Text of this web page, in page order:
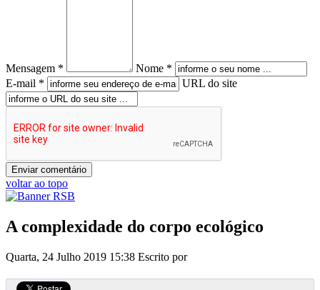
Mensagem *
Nome *
E-mail *
URL do site
voltar ao topo
A complexidade do corpo ecológico
Quarta, 24 Julho 2019 15:38 Escrito por